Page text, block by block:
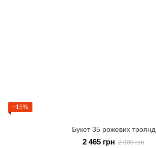
−15%
Букет 35 рожевих троянд
2 465 грн 2 900 грн